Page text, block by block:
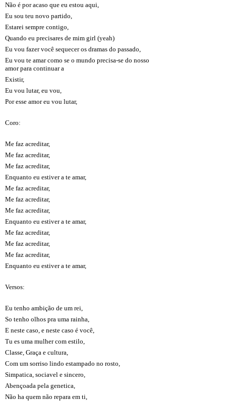
Não é por acaso que eu estou aqui,
Eu sou teu novo partido,
Estarei sempre contigo,
Quando eu precisares de mim girl (yeah)
Eu vou fazer você sequecer os dramas do passado,
Eu vou te amar como se o mundo precisa-se do nosso
amor para continuar a
Existir,
Eu vou lutar, eu vou,
Por esse amor eu vou lutar,
Coro:
Me faz acreditar,
Me faz acreditar,
Me faz acreditar,
Enquanto eu estiver a te amar,
Me faz acreditar,
Me faz acreditar,
Me faz acreditar,
Enquanto eu estiver a te amar,
Me faz acreditar,
Me faz acreditar,
Me faz acreditar,
Enquanto eu estiver a te amar,
Versos:
Eu tenho ambição de um rei,
So tenho olhos pra uma rainha,
E neste caso, e neste caso é você,
Tu es uma mulher com estilo,
Classe, Graça e cultura,
Com um sorriso lindo estampado no rosto,
Simpatica, sociavel e sincero,
Abençoada pela genetica,
Não ha quem não repara em ti,